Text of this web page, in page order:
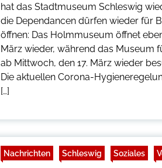
hat das Stadtmuseum Schleswig
die Dependancen dürfen wieder für
öffnen: Das Holmmuseum öffnet
März wieder, während das Museum
ab Mittwoch, den 17. März wieder
Die aktuellen Corona-
[…]
Nachrichten Schleswig Soziales